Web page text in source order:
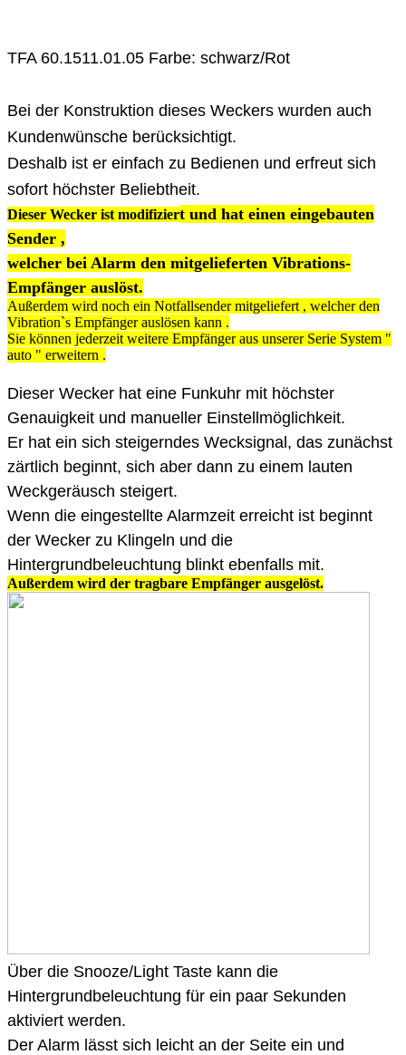
TFA 60.1511.01.05 Farbe: schwarz/Rot
Bei der Konstruktion dieses Weckers wurden auch
Kundenwünsche berücksichtigt.
Deshalb ist er einfach zu Bedienen und erfreut sich
sofort höchster Beliebtheit.
Dieser Wecker ist modifiziert und hat einen eingebauten
Sender ,
welcher bei Alarm den mitgelieferten Vibrations-
Empfänger auslöst.
Außerdem wird noch ein Notfallsender mitgeliefert , welcher den
Vibration`s Empfänger auslösen kann .
Sie können jederzeit weitere Empfänger aus unserer Serie System "
auto " erweitern .
Dieser Wecker hat eine Funkuhr mit höchster
Genauigkeit und manueller Einstellmöglichkeit.
Er hat ein sich steigerndes Wecksignal, das zunächst
zärtlich beginnt, sich aber dann zu einem lauten
Weckgeräusch steigert.
Wenn die eingestellte Alarmzeit erreicht ist beginnt
der Wecker zu Klingeln und die
Hintergrundbeleuchtung blinkt ebenfalls mit.
Außerdem wird der tragbare Empfänger ausgelöst.
Über die Snooze/Light Taste kann die
Hintergrundbeleuchtung für ein paar Sekunden
aktiviert werden.
Der Alarm lässt sich leicht an der Seite ein und